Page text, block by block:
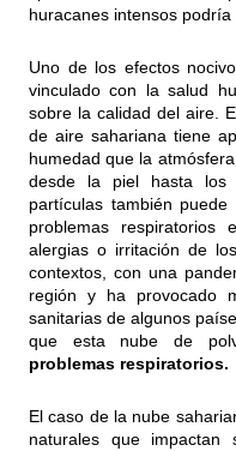
huracanes intensos
Uno de los efectos
vinculado con la salud
sobre la calidad del aire.
de aire sahariana tiene
humedad que la
desde la piel hasta los
partículas también
problemas respiratorios
alergias o irritación de
contextos, con una
región y ha provocado
sanitarias de algunos
que esta nube de
problemas respiratorios.
El caso de la nube
naturales que